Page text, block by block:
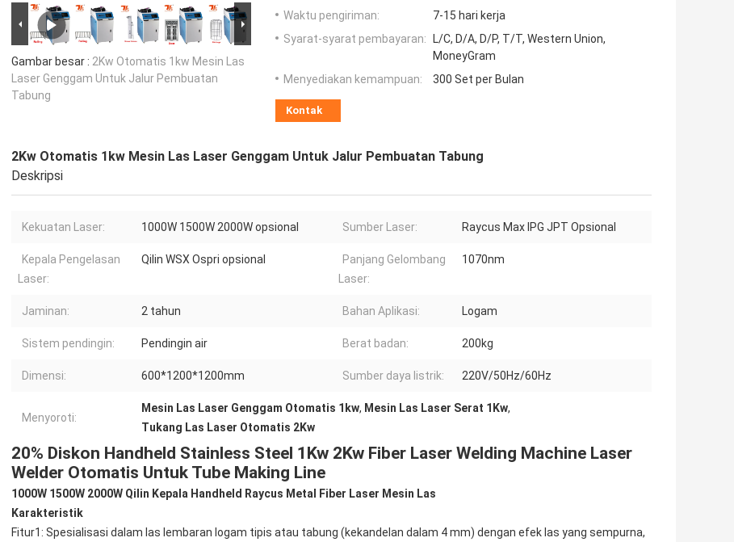
Gambar besar : 2Kw Otomatis 1kw Mesin Las
Laser Genggam Untuk Jalur Pembuatan
Tabung
Waktu pengiriman:
7-15 hari kerja
Syarat-syarat pembayaran:
L/C, D/A, D/P, T/T, Western Union,
MoneyGram
Menyediakan kemampuan:
300 Set per Bulan
Kontak
2Kw Otomatis 1kw Mesin Las Laser Genggam Untuk Jalur Pembuatan Tabung
Deskripsi
Kekuatan Laser: 1000W 1500W 2000W opsional Sumber Laser: Raycus Max IPG JPT Opsional
Kepala Pengelasan
Laser:
Qilin WSX Ospri opsional
Panjang Gelombang
Laser:
1070nm
Jaminan: 2 tahun Bahan Aplikasi: Logam
Sistem pendingin: Pendingin air Berat badan: 200kg
Dimensi: 600*1200*1200mm Sumber daya listrik: 220V/50Hz/60Hz
Menyoroti:
Mesin Las Laser Genggam Otomatis 1kw, Mesin Las Laser Serat 1Kw,
Tukang Las Laser Otomatis 2Kw
20% Diskon Handheld Stainless Steel 1Kw 2Kw Fiber Laser Welding Machine Laser
Welder Otomatis Untuk Tube Making Line
1000W 1500W 2000W Qilin Kepala Handheld Raycus Metal Fiber Laser Mesin Las
Karakteristik
Fitur1: Spesialisasi dalam las lembaran logam tipis atau tabung (kekandelan dalam 4 mm) dengan efek las yang sempurna,